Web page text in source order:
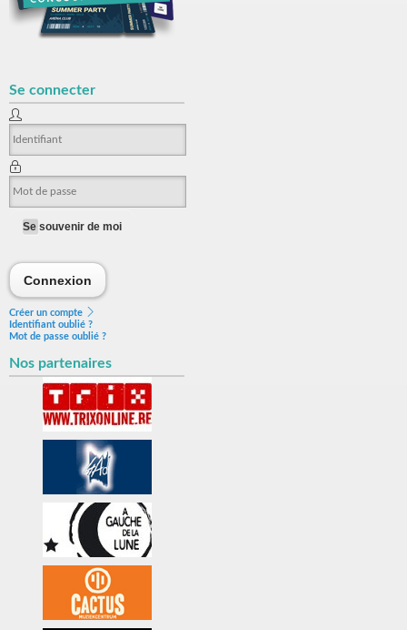
Se connecter
Se souvenir de moi
Connexion
Créer un compte
Identifiant oublié ?
Mot de passe oublié ?
Nos partenaires